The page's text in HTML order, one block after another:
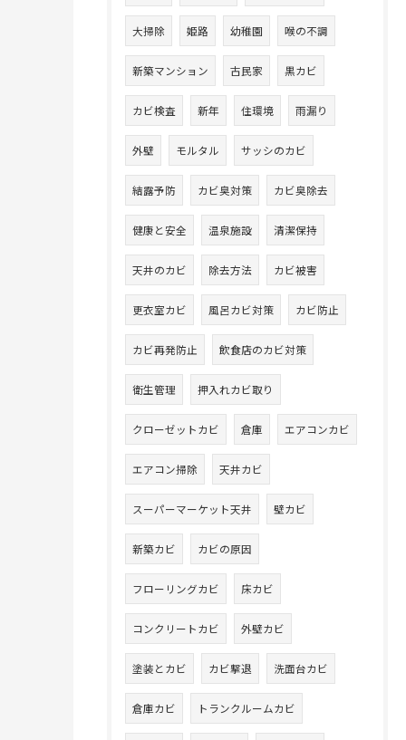
大掃除 姫路 幼稚園 喉の不調
新築マンション 古民家 黒カビ
カビ検査 新年 住環境 雨漏り
外壁 モルタル サッシのカビ
結露予防 カビ臭対策 カビ臭除去
健康と安全 温泉施設 清潔保持
天井のカビ 除去方法 カビ被害
更衣室カビ 風呂カビ対策 カビ防止
カビ再発防止 飲食店のカビ対策
衛生管理 押入れカビ取り
クローゼットカビ 倉庫 エアコンカビ
エアコン掃除 天井カビ
スーパーマーケット天井 壁カビ
新築カビ カビの原因
フローリングカビ 床カビ
コンクリートカビ 外壁カビ
塗装とカビ カビ撃退 洗面台カビ
倉庫カビ トランクルームカビ